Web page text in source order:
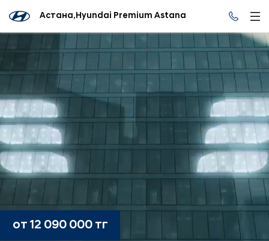
Астана,Hyundai Premium Astana
от 12 090 000 тг